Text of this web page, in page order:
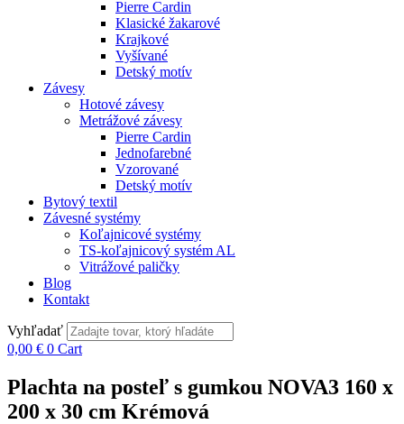
Pierre Cardin
Klasické žakarové
Krajkové
Vyšívané
Detský motív
Závesy
Hotové závesy
Metrážové závesy
Pierre Cardin
Jednofarebné
Vzorované
Detský motív
Bytový textil
Závesné systémy
Koľajnicové systémy
TS-koľajnicový systém AL
Vitrážové paličky
Blog
Kontakt
Vyhľadať
0,00 € 0 Cart
Plachta na posteľ s gumkou NOVA3 160 x
200 x 30 cm Krémová